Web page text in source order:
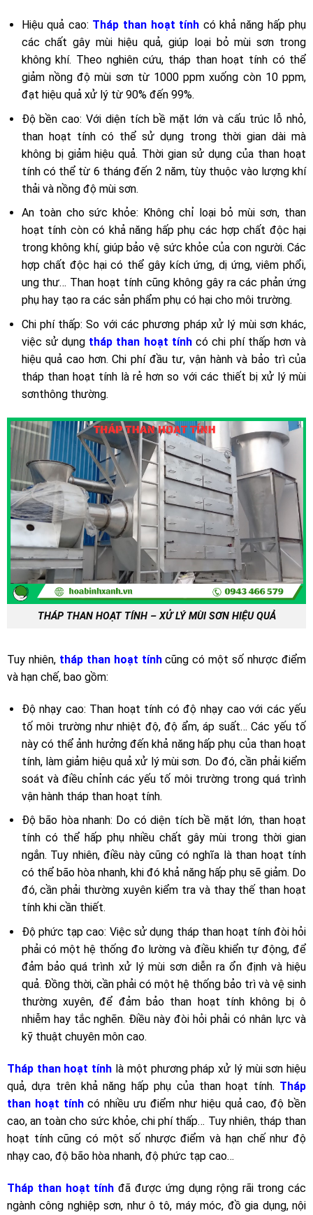
Hiệu quả cao: Tháp than hoạt tính có khả năng hấp phụ
các chất gây mùi hiệu quả, giúp loại bỏ mùi sơn trong
không khí. Theo nghiên cứu, tháp than hoạt tính có thể
giảm nồng độ mùi sơn từ 1000 ppm xuống còn 10 ppm,
đạt hiệu quả xử lý từ 90% đến 99%.
Độ bền cao: Với diện tích bề mặt lớn và cấu trúc lỗ nhỏ,
than hoạt tính có thể sử dụng trong thời gian dài mà
không bị giảm hiệu quả. Thời gian sử dụng của than hoạt
tính có thể từ 6 tháng đến 2 năm, tùy thuộc vào lượng khí
thải và nồng độ mùi sơn.
An toàn cho sức khỏe: Không chỉ loại bỏ mùi sơn, than
hoạt tính còn có khả năng hấp phụ các hợp chất độc hại
trong không khí, giúp bảo vệ sức khỏe của con người. Các
hợp chất độc hại có thể gây kích ứng, dị ứng, viêm phổi,
ung thư… Than hoạt tính cũng không gây ra các phản ứng
phụ hay tạo ra các sản phẩm phụ có hại cho môi trường.
Chi phí thấp: So với các phương pháp xử lý mùi sơn khác,
việc sử dụng tháp than hoạt tínhcó chi phí thấp hơn và
hiệu quả cao hơn. Chi phí đầu tư, vận hành và bảo trì của
tháp than hoạt tính là rẻ hơn so với các thiết bị xử lý mùi
sơnthông thường.
THÁP THAN HOẠT TÍNH – XỬ LÝ MÙI SƠN HIỆU QUẢ
Tuy nhiên, tháp than hoạt tínhcũng có một số nhược điểm
và hạn chế, bao gồm:
Độ nhạy cao: Than hoạt tính có độ nhạy cao với các yếu
tố môi trường như nhiệt độ, độ ẩm, áp suất… Các yếu tố
này có thể ảnh hưởng đến khả năng hấp phụ của than hoạt
tính, làm giảm hiệu quả xử lý mùi sơn. Do đó, cần phải kiểm
soát và điều chỉnh các yếu tố môi trường trong quá trình
vận hành tháp than hoạt tính.
Độ bão hòa nhanh: Do có diện tích bề mặt lớn, than hoạt
tính có thể hấp phụ nhiều chất gây mùi trong thời gian
ngắn. Tuy nhiên, điều này cũng có nghĩa là than hoạt tính
có thể bão hòa nhanh, khi đó khả năng hấp phụ sẽ giảm. Do
đó, cần phải thường xuyên kiểm tra và thay thế than hoạt
tính khi cần thiết.
Độ phức tạp cao: Việc sử dụng tháp than hoạt tính đòi hỏi
phải có một hệ thống đo lường và điều khiển tự động, để
đảm bảo quá trình xử lý mùi sơn diễn ra ổn định và hiệu
quả. Đồng thời, cần phải có một hệ thống bảo trì và vệ sinh
thường xuyên, để đảm bảo than hoạt tính không bị ô
nhiễm hay tắc nghẽn. Điều này đòi hỏi phải có nhân lực và
kỹ thuật chuyên môn cao.
Tháp than hoạt tính là một phương pháp xử lý mùi sơn hiệu
quả, dựa trên khả năng hấp phụ của than hoạt tính. Tháp
than hoạt tínhcó nhiều ưu điểm như hiệu quả cao, độ bền
cao, an toàn cho sức khỏe, chi phí thấp… Tuy nhiên, tháp than
hoạt tính cũng có một số nhược điểm và hạn chế như độ
nhạy cao, độ bão hòa nhanh, độ phức tạp cao…
Tháp than hoạt tính đã được ứng dụng rộng rãi trong các
ngành công nghiệp sơn, như ô tô, máy móc, đồ gia dụng, nội